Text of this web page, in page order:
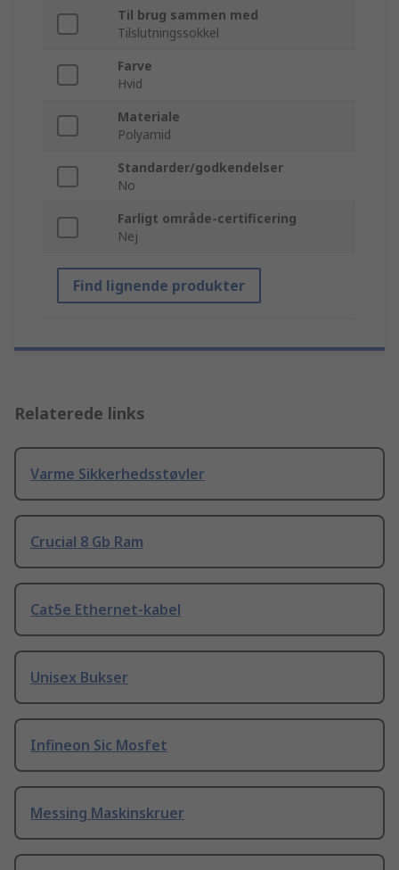
Til brug sammen med
Tilslutningssokkel
Farve
Hvid
Materiale
Polyamid
Standarder/godkendelser
No
Farligt område-certificering
Nej
Find lignende produkter
Relaterede links
Varme Sikkerhedsstøvler
Crucial 8 Gb Ram
Cat5e Ethernet-kabel
Unisex Bukser
Infineon Sic Mosfet
Messing Maskinskruer